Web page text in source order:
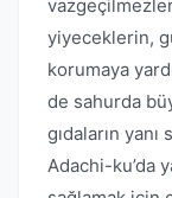
yiyeceklerin,
korumaya
de sahurda
gıdaların
Adachi-ku’da